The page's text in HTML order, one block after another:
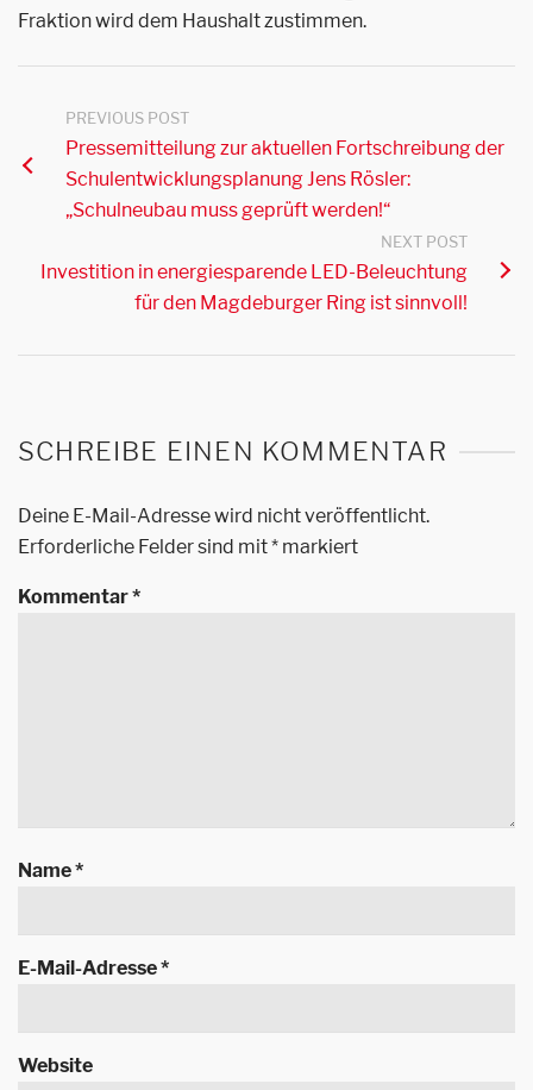
Fraktion wird dem Haushalt zustimmen.
PREVIOUS POST
Pressemitteilung zur aktuellen Fortschreibung der
Schulentwicklungsplanung Jens Rösler:
„Schulneubau muss geprüft werden!“
NEXT POST
Investition in energiesparende LED-Beleuchtung
für den Magdeburger Ring ist sinnvoll!
SCHREIBE EINEN KOMMENTAR
Deine E-Mail-Adresse wird nicht veröffentlicht.
Erforderliche Felder sind mit* markiert
Kommentar*
Name*
E-Mail-Adresse*
Website